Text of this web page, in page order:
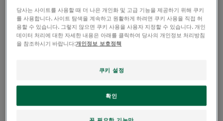
두피를 자극하고 손상시킬
수 있는 것은 무엇인가요?
히 민감한 부위입니다! 오염은 제외하기 어려운 요소이지
만 모든 요인으로 볼 수는 없습니다.
당사는 사이트를 사용할 때 더 나은 개인화 및 고급 기능을 제공하기 위해 쿠키
를 사용합니다. 사이트 탐색을 계속하고 원활하게 하려면 쿠키 사용을 직접 허
용할 수 있습니다. 그렇지 않으면 쿠키 사용을 사용자 지정할 수 있습니다. 개인
데이터 처리에 대한 자세한 내용은 아래를 클릭하여 당사의 개인정보 처리방침
을 참조하시기 바랍니다:개인정보 보호정책
쿠키 설정
확인